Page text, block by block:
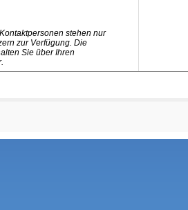
stehen nur
zur Verfügung. Die
Sie über Ihren